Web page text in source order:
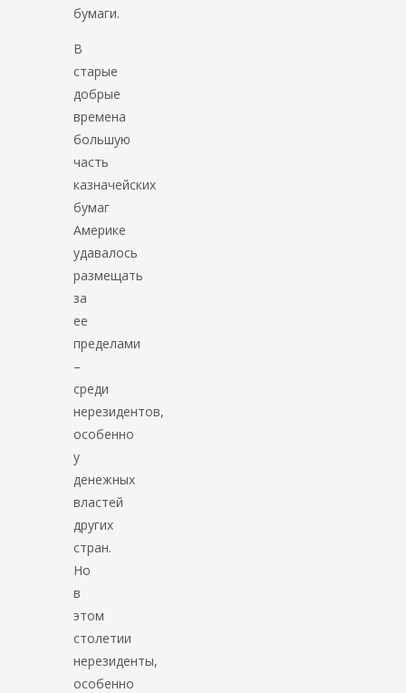
бумаги.
В
старые
добрые
времена
большую
часть
казначейских
бумаг
Америке
удавалось
размещать
за
ее
пределами
–
среди
нерезидентов,
особенно
у
денежных
властей
других
стран.
Но
в
этом
столетии
нерезиденты,
особенно